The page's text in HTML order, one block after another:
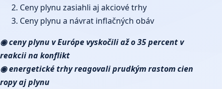
Ceny plynu zasiahli aj akciové trhy
Ceny plynu a návrat inflačných obáv
◉ ceny plynu v Európe vyskočili až o 35 percent v
reakcii na konflikt
◉ energetické trhy reagovali prudkým rastom cien
ropy aj plynu